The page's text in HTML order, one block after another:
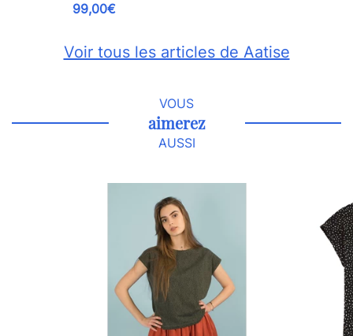
99,00€
Voir tous les articles de Aatise
VOUS
aimerez
AUSSI